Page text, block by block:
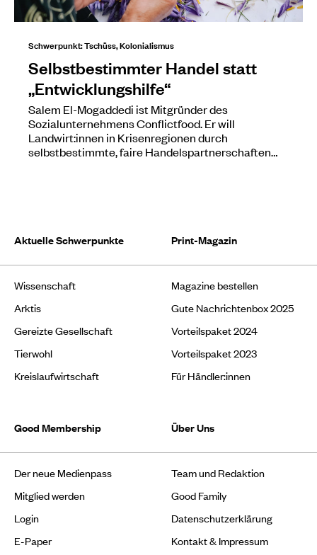
Schwerpunkt: Tschüss, Kolonialismus
Selbstbestimmter Handel statt
„Entwicklungshilfe“
Salem El-Mogaddedi ist Mitgründer des
Sozialunternehmens Conflictfood. Er will
Landwirt:innen in Krisenregionen durch
selbstbestimmte, faire Handelspartnerschaften…
Aktuelle Schwerpunkte
Wissenschaft
Arktis
Gereizte Gesellschaft
Tierwohl
Kreislaufwirtschaft
Print-Magazin
Magazine bestellen
Gute Nachrichtenbox 2025
Vorteilspaket 2024
Vorteilspaket 2023
Für Händler:innen
Good Membership
Der neue Medienpass
Mitglied werden
Login
E-Paper
Über Uns
Team und Redaktion
Good Family
Datenschutzerklärung
Kontakt & Impressum